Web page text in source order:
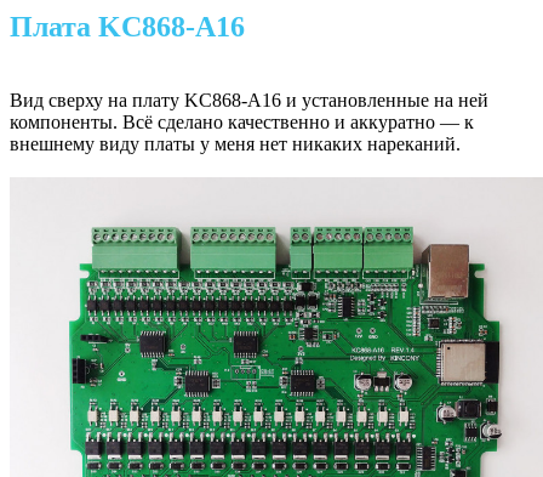
Плата KC868-A16
Вид сверху на плату KC868-A16 и установленные на ней
компоненты. Всё сделано качественно и аккуратно — к
внешнему виду платы у меня нет никаких нареканий.